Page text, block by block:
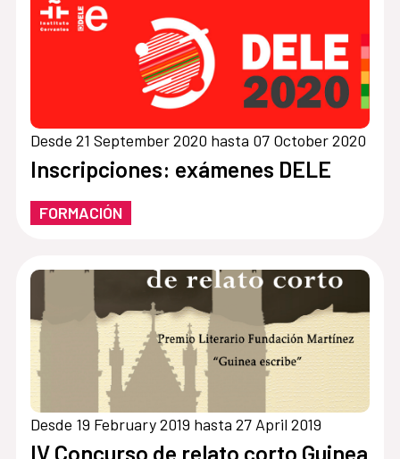
Desde 21 September 2020 hasta 07 October 2020
Inscripciones: exámenes DELE
FORMACIÓN
Desde 19 February 2019 hasta 27 April 2019
IV Concurso de relato corto Guinea